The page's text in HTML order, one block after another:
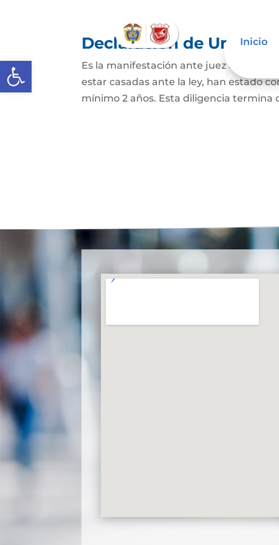
Abrir barra de herramientas
Inicio
Declaración de Unión
Es la manifestación ante juez o notario
estar casadas ante la ley, han estado
mínimo 2 años. Esta diligencia termina